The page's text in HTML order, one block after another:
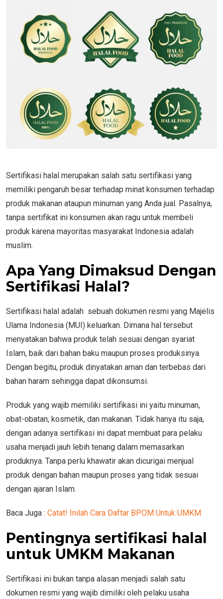
Sertifikasi halal merupakan salah satu sertifikasi yang
memiliki pengaruh besar terhadap minat konsumen terhadap
produk makanan ataupun minuman yang Anda jual. Pasalnya,
tanpa sertifikat ini konsumen akan ragu untuk membeli
produk karena mayoritas masyarakat Indonesia adalah
muslim.
Apa Yang Dimaksud Dengan
Sertifikasi Halal?
Sertifikasi halal adalah sebuah dokumen resmi yang Majelis
Ulama Indonesia (MUI) keluarkan. Dimana hal tersebut
menyatakan bahwa produk telah sesuai dengan syariat
Islam, baik dari bahan baku maupun proses produksinya.
Dengan begitu, produk dinyatakan aman dan terbebas dari
bahan haram sehingga dapat dikonsumsi.
Produk yang wajib memiliki sertifikasi ini yaitu minuman,
obat-obatan, kosmetik, dan makanan. Tidak hanya itu saja,
dengan adanya sertifikasi ini dapat membuat para pelaku
usaha menjadi jauh lebih tenang dalam memasarkan
produknya. Tanpa perlu khawatir akan dicurigai menjual
produk dengan bahan maupun proses yang tidak sesuai
dengan ajaran Islam.
Baca Juga : Catat! Inilah Cara Daftar BPOM Untuk UMKM
Pentingnya sertifikasi halal
untuk UMKM Makanan
Sertifikasi ini bukan tanpa alasan menjadi salah satu
dokumen resmi yang wajib dimiliki oleh pelaku usaha